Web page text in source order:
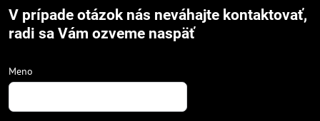
V prípade otázok nás neváhajte kontaktovať,
radi sa Vám ozveme naspäť
Meno